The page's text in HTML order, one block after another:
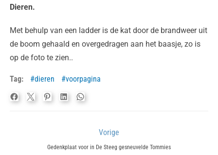
Dieren.
Met behulp van een ladder is de kat door de brandweer uit
de boom gehaald en overgedragen aan het baasje, zo is
op de foto te zien..
Tag: dieren voorpagina
navigatie
Vorige
Previous
Gedenkplaat voor in De Steeg gesneuvelde Tommies